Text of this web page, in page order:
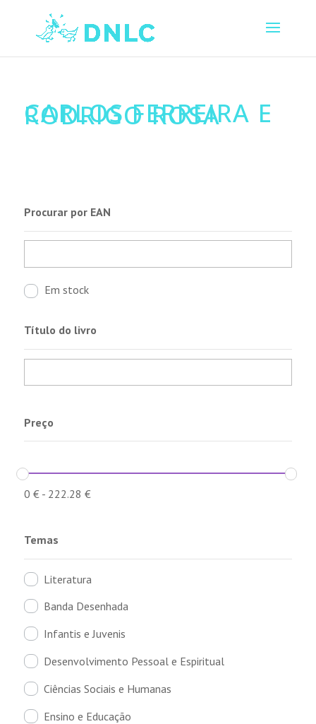
CARLOS FERREIRA E
RODRIGO ROSA
Procurar por EAN
Em stock
Título do livro
Preço
0 €- 222.28 €
Temas
Literatura
Banda Desenhada
Infantis e Juvenis
Desenvolvimento Pessoal e Espiritual
Ciências Sociais e Humanas
Ensino e Educação